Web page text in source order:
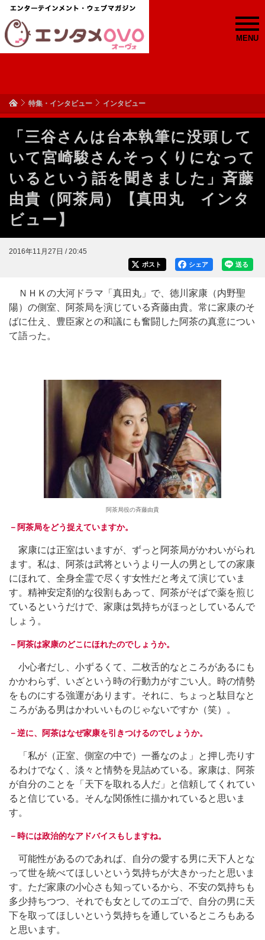
MENU
特集・インタビュー インタビュー
「三谷さんは台本執筆に没頭して
いて宮崎駿さんそっくりになって
いるという話を聞きました」斉藤
由貴（阿茶局）【真田丸 インタ
ビュー】
2016年11月27日 / 20:45
送る
シェア
ポスト
ＮＨＫの大河ドラマ「真田丸」で、徳川家康（内野聖
陽）の側室、阿茶局を演じている斉藤由貴。常に家康のそ
ばに仕え、豊臣家との和議にも奮闘した阿茶の真意につい
て語った。
阿茶局役の斉藤由貴
－阿茶局をどう捉えていますか。
家康には正室はいますが、ずっと阿茶局がかわいがられ
ます。私は、阿茶は武将というより一人の男としての家康
にほれて、全身全霊で尽くす女性だと考えて演じていま
す。精神安定剤的な役割もあって、阿茶がそばで薬を煎じ
ているというだけで、家康は気持ちがほっとしているんで
しょう。
－阿茶は家康のどこにほれたのでしょうか。
小心者だし、小ずるくて、二枚舌的なところがあるにも
かかわらず、いざという時の行動力がすごい人。時の情勢
をものにする強運があります。それに、ちょっと駄目なと
ころがある男はかわいいものじゃないですか（笑）。
－逆に、阿茶はなぜ家康を引きつけるのでしょうか。
「私が（正室、側室の中で）一番なのよ」と押し売りす
るわけでなく、淡々と情勢を見詰めている。家康は、阿茶
が自分のことを「天下を取れる人だ」と信頼してくれてい
ると信じている。そんな関係性に描かれていると思いま
す。
－時には政治的なアドバイスもしますね。
可能性があるのであれば、自分の愛する男に天下人とな
って世を統べてほしいという気持ちが大きかったと思いま
す。ただ家康の小心さも知っているから、不安の気持ちも
多少持ちつつ、それでも女としてのエゴで、自分の男に天
下を取ってほしいという気持ちを通しているところもある
と思います。